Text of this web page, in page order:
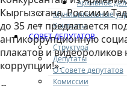
Архивное
Муниципальные
Контакты
СОВЕТ ДЕПУТАТОВ
Структура
Депутаты
О Совете депутатов
Комиссии
Кыргызстана, России и
до 35 лет предлагается
антикоррупционную
плакатов и
коррупции!».